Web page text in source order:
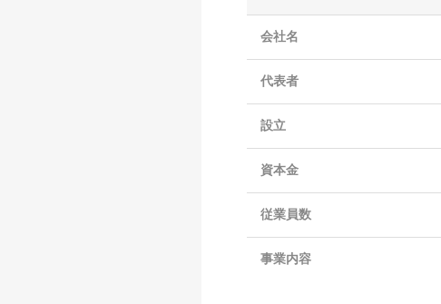
会社名
代表者
設立
資本金
従業員数
事業内容